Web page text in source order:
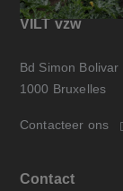
VILT vzw
Bd Simon Bolivar
1000 Bruxelles
Contacteer ons
Contact